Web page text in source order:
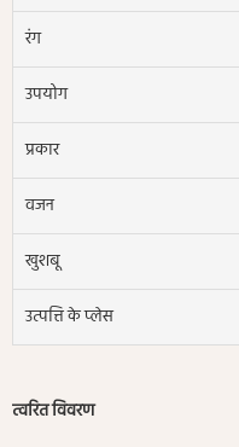
रंग
उपयोग
प्रकार
वजन
खुशबू
उत्पत्ति के प्लेस
त्वरित विवरण